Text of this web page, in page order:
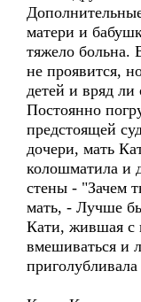
матери и
тяжело больна.
не проявится,
детей и вряд
Постоянно
предстоящей
дочери, мать
колошматила и
стены - "Зачем
мать, - Лучше
Кати, жившая с
вмешиваться и